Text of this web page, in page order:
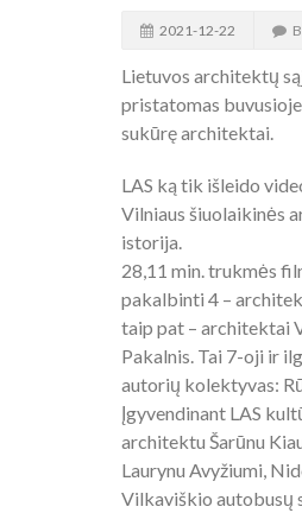
2021-12-22
Lietuvos architektų
pristatomas
sukūrę architektai.
LAS ką tik išleido
Vilniaus šiuolaikinės
istorija.
28,11 min. trukmės
pakalbinti 4 –
taip pat – architektai
Pakalnis. Tai 7-oji ir
autorių kolektyvas:
Įgyvendinant LAS
architektu Šarūnu
Laurynu Avyžiumi,
Vilkaviškio autobusų